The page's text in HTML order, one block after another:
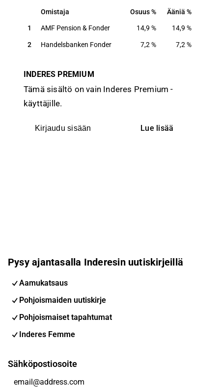
Omistaja Osuus Ääniä
Omistaja Osuus Ääniä
1 AMF Pension & Fonder 14,9 % 14,9 %
2 Handelsbanken Fonder 7,2 % 7,2 %
INDERES PREMIUM
Tämä sisältö on vain Inderes Premium -
käyttäjille.
Kirjaudu sisään Lue lisää
Pysy ajantasalla Inderesin uutiskirjeillä
Aamukatsaus
Pohjoismaiden uutiskirje
Pohjoismaiset tapahtumat
Inderes Femme
Sähköpostiosoite